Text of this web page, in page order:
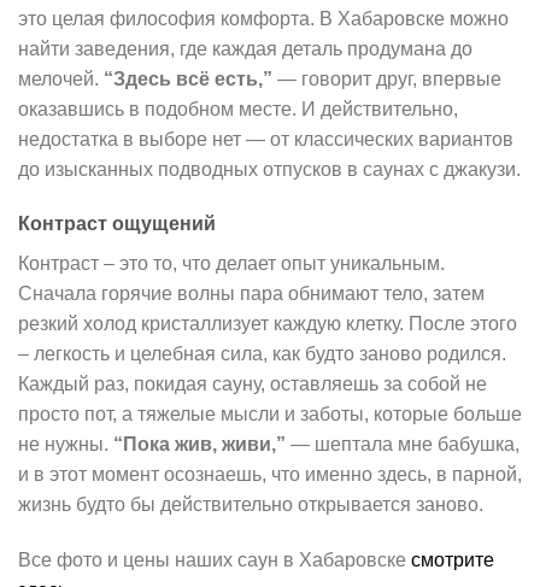
это целая философия комфорта. В Хабаровске можно
найти заведения, где каждая деталь продумана до
мелочей. “Здесь всё есть,” — говорит друг, впервые
оказавшись в подобном месте. И действительно,
недостатка в выборе нет — от классических вариантов
до изысканных подводных отпусков в саунах с джакузи.
Контраст ощущений
Контраст – это то, что делает опыт уникальным.
Сначала горячие волны пара обнимают тело, затем
резкий холод кристаллизует каждую клетку. После этого
– легкость и целебная сила, как будто заново родился.
Каждый раз, покидая сауну, оставляешь за собой не
просто пот, а тяжелые мысли и заботы, которые больше
не нужны. “Пока жив, живи,” — шептала мне бабушка,
и в этот момент осознаешь, что именно здесь, в парной,
жизнь будто бы действительно открывается заново.
Все фото и цены наших саун в Хабаровске смотрите